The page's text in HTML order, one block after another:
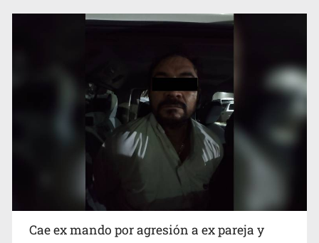
Que el IPEJAL encabece la lista de deudores en Jalisco
es un “foco rojo” de gran magnitud: Economista
Cae ex mando por agresión a ex pareja y